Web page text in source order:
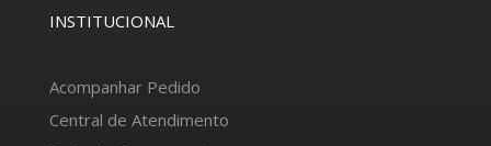
INSTITUCIONAL
Acompanhar Pedido
Central de Atendimento